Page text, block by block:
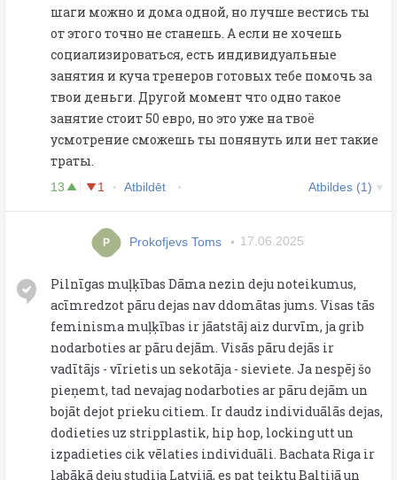
шаги можно и дома одной, но лучше вестись ты
от этого точно не станешь. А если не хочешь
социализироваться, есть индивидуальные
занятия и куча тренеров готовых тебе помочь за
твои деньги. Другой момент что одно такое
занятие стоит 50 евро, но это уже на твоё
усмотрение сможешь ты понянуть или нет такие
траты.
13 1 Atbildēt Atbildes (1)
P Prokofjevs Toms 17.06.2025
Pilnīgas muļķības Dāma nezin deju noteikumus,
acīmredzot pāru dejas nav ddomātas jums. Visas tās
feminisma muļķības ir jāatstāj aiz durvīm, ja grib
nodarboties ar pāru dejām. Visās pāru dejās ir
vadītājs - vīrietis un sekotāja - sieviete. Ja nespēj šo
pieņemt, tad nevajag nodarboties ar pāru dejām un
bojāt dejot prieku citiem. Ir daudz individuālās dejas,
dodieties uz stripplastik, hip hop, locking utt un
izpadieties cik vēlaties individuāli. Bachata Riga ir
labākā deju studija Latvijā, es pat teiktu Baltijā un